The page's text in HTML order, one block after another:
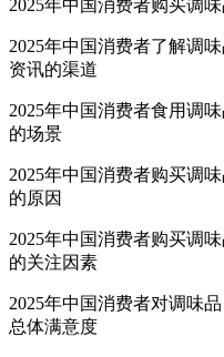
2025年中国消费者购买调
2025年中国消费者了解调
资讯的渠道
2025年中国消费者食用调
的场景
2025年中国消费者购买调
的原因
2025年中国消费者购买调
的关注因素
2025年中国消费者对调味
总体满意度